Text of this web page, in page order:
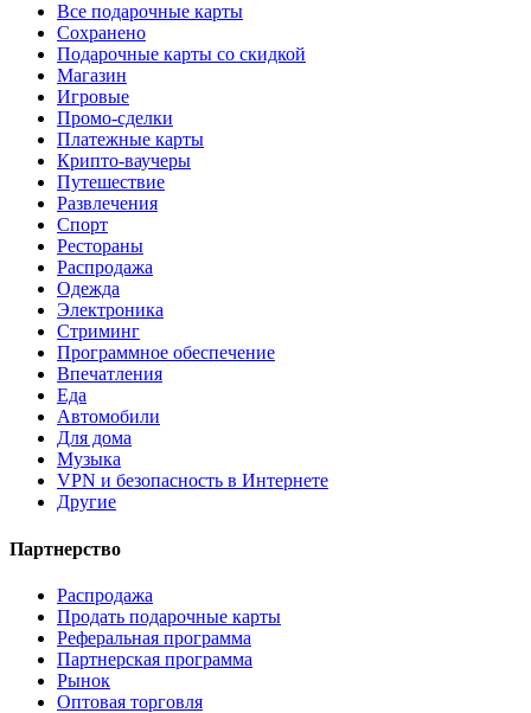
Все подарочные карты
Сохранено
Подарочные карты со скидкой
Магазин
Игровые
Промо-сделки
Платежные карты
Крипто-ваучеры
Путешествие
Развлечения
Спорт
Рестораны
Распродажа
Одежда
Электроника
Стриминг
Программное обеспечение
Впечатления
Еда
Автомобили
Для дома
Музыка
VPN и безопасность в Интернете
Другие
Партнерство
Распродажа
Продать подарочные карты
Реферальная программа
Партнерская программа
Рынок
Оптовая торговля